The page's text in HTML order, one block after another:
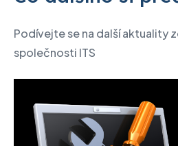
Podívejte se na další aktuality
společnosti ITS